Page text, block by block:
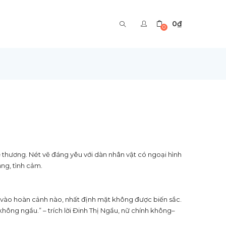
0 0₫
Nét vẽ đáng yêu với dàn nhân vật có ngoại hình
tình cảm.
hoàn cảnh nào, nhất định mặt không được biến sắc.
ngầu.” – trích lời Đinh Thị Ngầu, nữ chính không–